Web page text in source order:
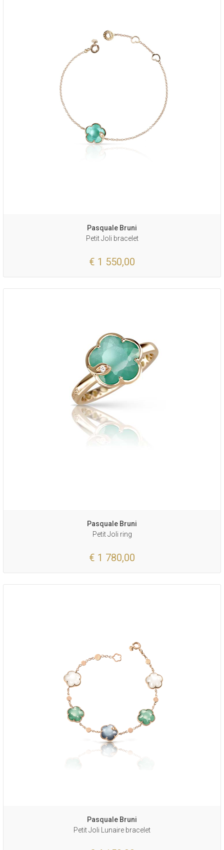
Pasquale Bruni
Petit Joli bracelet
€ 1 550,00
Pasquale Bruni
Petit Joli ring
€ 1 780,00
Pasquale Bruni
Petit Joli Lunaire bracelet